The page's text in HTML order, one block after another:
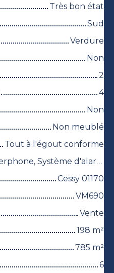
Très bon état
Sud
Verdure
Non
2
4
Non
Non meublé
Tout à l'égout conforme
Fibre optique, Interphone, Système d'alarme, Volets électriques
Cessy 01170
VM690
Vente
198 m²
785 m²
6